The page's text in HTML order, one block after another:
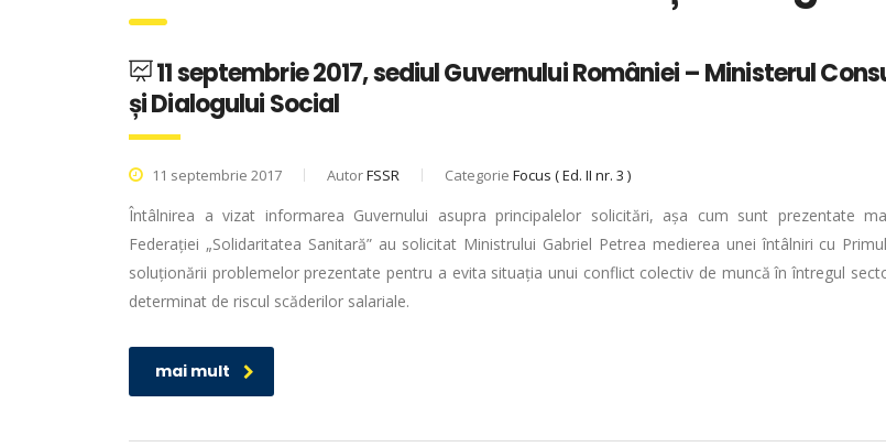
11 septembrie 2017, sediul Guvernului României – Ministerul
și Dialogului Social
11 septembrie 2017 AutorFSSR Categorie Focus ( Ed. II nr. 3 )
Întâlnirea a vizat informarea Guvernului asupra principalelor solicitări, așa cum sunt prezentate
Federației „Solidaritatea Sanitară” au solicitat Ministrului Gabriel Petrea medierea unei întâlniri cu
soluționării problemelor prezentate pentru a evita situația unui conflict colectiv de muncă în întregul
determinat de riscul scăderilor salariale.
mai mult